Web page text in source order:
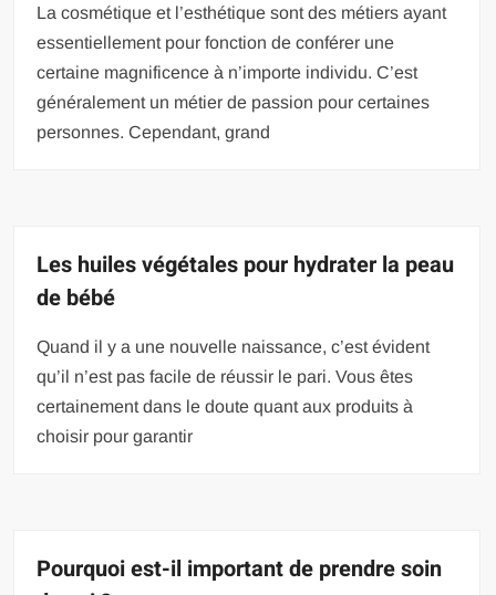
La cosmétique et l’esthétique sont des métiers ayant
essentiellement pour fonction de conférer une
certaine magnificence à n’importe individu. C’est
généralement un métier de passion pour certaines
personnes. Cependant, grand
Les huiles végétales pour hydrater la peau
de bébé
Quand il y a une nouvelle naissance, c’est évident
qu’il n’est pas facile de réussir le pari. Vous êtes
certainement dans le doute quant aux produits à
choisir pour garantir
Pourquoi est-il important de prendre soin